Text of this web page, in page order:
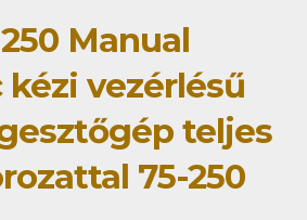
Manual
kézi vezérlésű
teljes
75-250